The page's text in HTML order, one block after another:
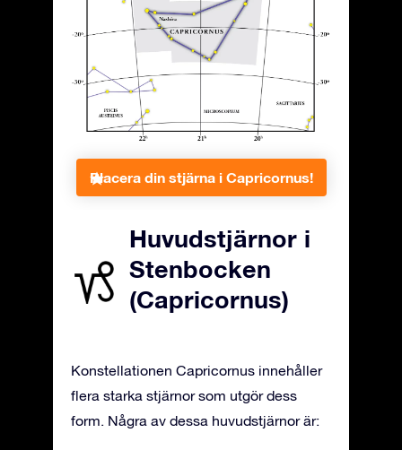
Placera din stjärna i Capricornus!
Huvudstjärnor i
Stenbocken
(Capricornus)
Konstellationen Capricornus innehåller
flera starka stjärnor som utgör dess
form. Några av dessa huvudstjärnor är: